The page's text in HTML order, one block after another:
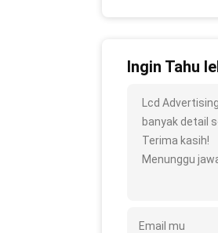
Ingin Tahu
Lcd
banyak detail
Terima kasih!
Menunggu